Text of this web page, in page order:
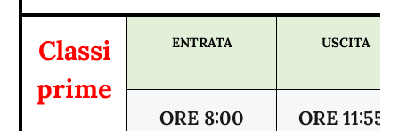
Classi
prime
ENTRATA USCITA
ORE 8:00
ORE 11:55-